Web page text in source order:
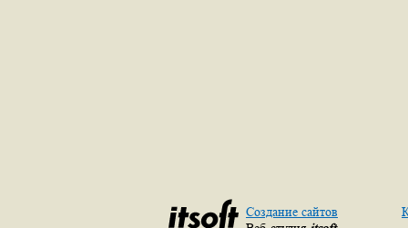
Создание сайтов